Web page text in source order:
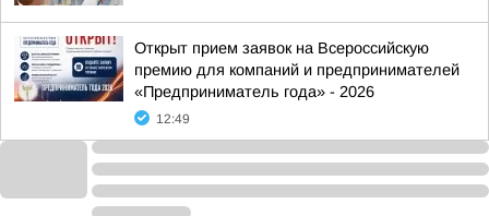
Открыт прием заявок на Всероссийскую
премию для компаний и предпринимателей
«Предприниматель года» - 2026
12:49